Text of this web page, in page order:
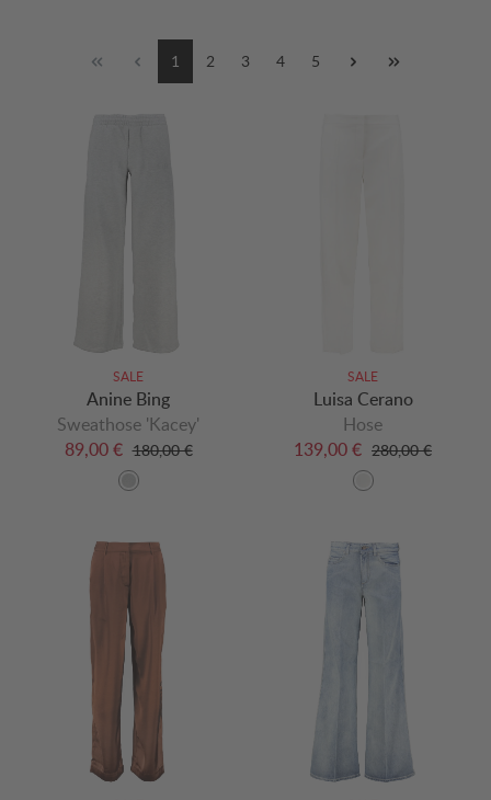
1 2 3 4 5
SALE
Anine Bing
Sweathose 'Kacey'
89,00 € 180,00 €
SALE
Luisa Cerano
Hose
139,00 € 280,00 €